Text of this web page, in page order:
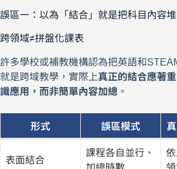
誤區一：以為「結合」就是把科目內容
跨領域≠拼盤化課表
許多學校或補教機構認為把英語和
就是跨域教學，實際上真正的結合應著
識應用，而非簡單內容加總 。
形式 誤區模式
表面結合
課程各自並行、